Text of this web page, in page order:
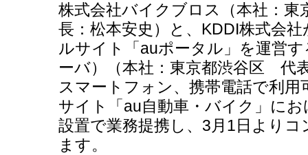
株式会社バイクブロス（本社：東
長：松本安史）と、KDDI株式会
ルサイト「auポータル」を運営
ーバ）（本社：東京都渋谷区 代
スマートフォン、携帯電話で利
サイト「au自動車・バイク」に
設置で業務提携し、3月1日より
ます。